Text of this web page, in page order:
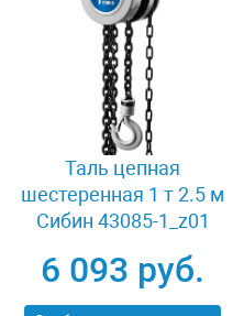
Таль цепная
шестеренная 1 т 2.5 м
Сибин 43085-1_z01
6 093 руб.